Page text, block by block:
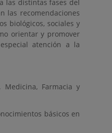
las distintas fases del
las recomendaciones
biológicos, sociales y
orientar y promover
atención a la
Farmacia y
básicos en